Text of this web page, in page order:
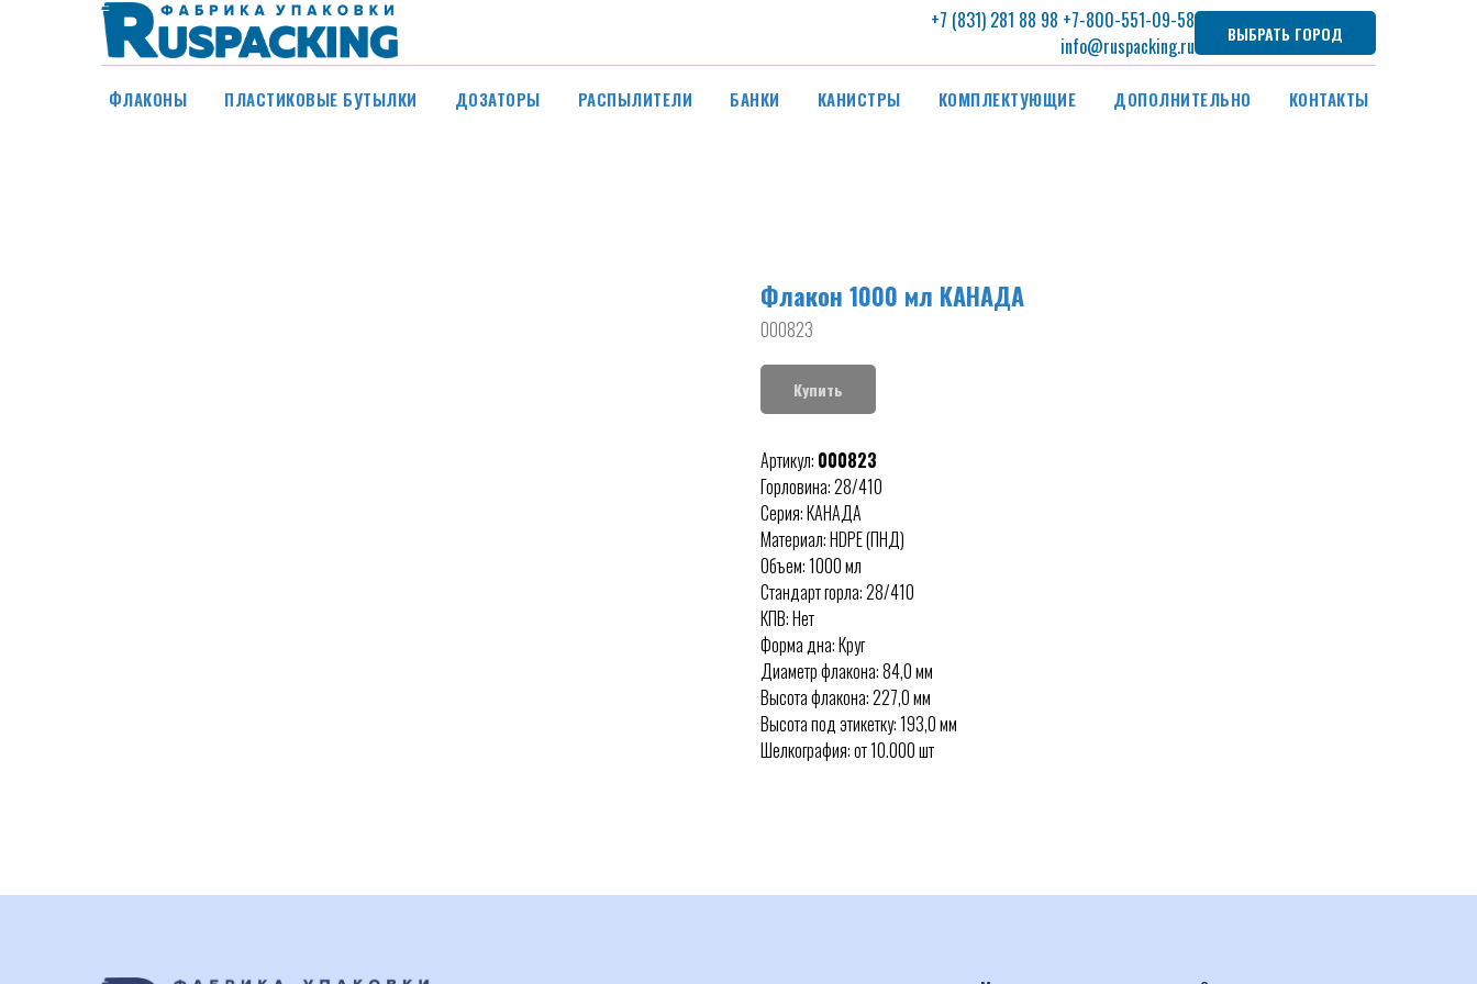
+7 (831) 281 88 98 +7-800-551-09-58
info@ruspacking.ru
ВЫБРАТЬ ГОРОД
ФЛАКОНЫ ПЛАСТИКОВЫЕ БУТЫЛКИ ДОЗАТОРЫ РАСПЫЛИТЕЛИ БАНКИ КАНИСТРЫ КОМПЛЕКТУЮЩИЕ ДОПОЛНИТЕЛЬНО КОНТАКТЫ
Флакон 1000 мл КАНАДА
000823
Купить
Артикул: 000823
Горловина: 28/410
Серия: КАНАДА
Материал: HDPE (ПНД)
Объем: 1000 мл
Стандарт горла: 28/410
КПВ: Нет
Форма дна: Круг
Диаметр флакона: 84,0 мм
Высота флакона: 227,0 мм
Высота под этикетку: 193,0 мм
Шелкография: от 10.000 шт